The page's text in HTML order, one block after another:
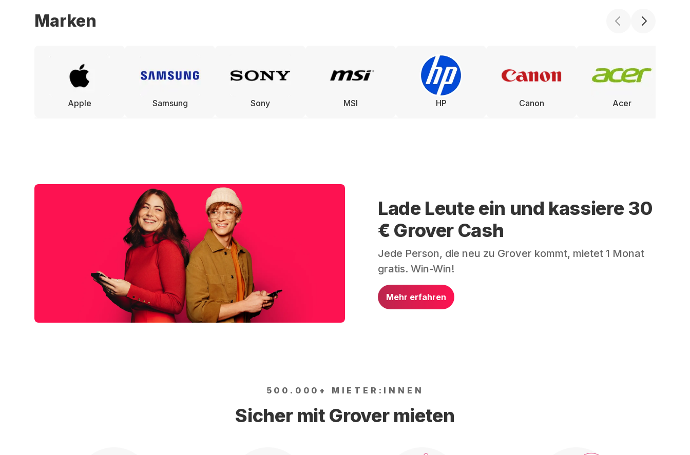
Marken
Apple Samsung Sony MSI HP Canon Acer
Lade Leute ein und kassiere 30
€ Grover Cash
Jede Person, die neu zu Grover kommt, mietet 1 Monat
gratis. Win-Win!
Mehr erfahren
500.000+ MIETER:INNEN
Sicher mit Grover mieten